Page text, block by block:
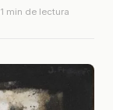
1 min de lectura